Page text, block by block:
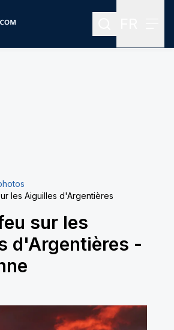
Rechercher
les Aiguilles d'Argentières
sur les
d'Argentières -